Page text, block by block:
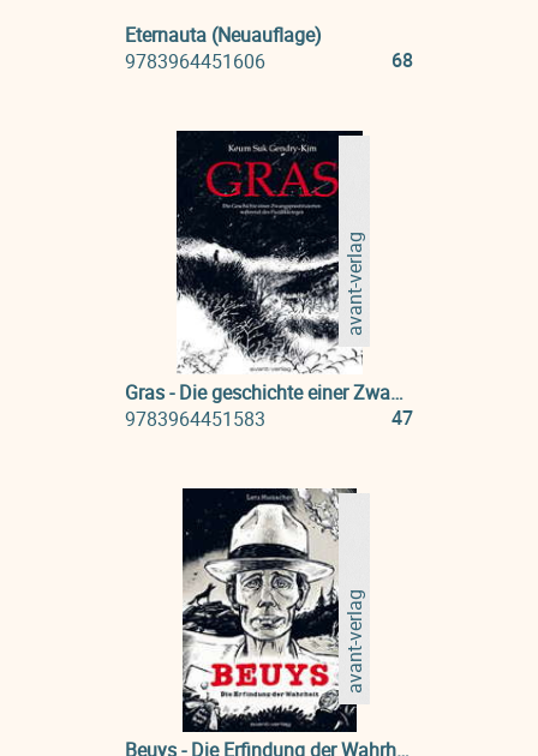
Eternauta (Neuauflage)
9783964451606
68
avant-verlag
Gras - Die geschichte einer Zwangsprostituierten waehrend des Pazifikkrieges
9783964451583
47
avant-verlag
Beuys - Die Erfindung der Wahrheit